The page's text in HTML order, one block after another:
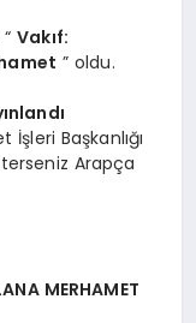
“Vakıf:
” oldu.
Başkanlığı
Arapça
MERHAMET